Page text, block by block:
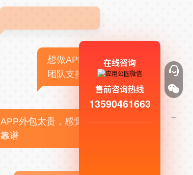
想做APP，但没有技术
团队支持
APP外包太贵，感觉不
靠谱
在线咨询
售前咨询热线
13590461663